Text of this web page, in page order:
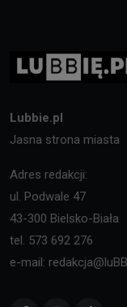
Lubbie.pl
Jasna strona miasta
Adres redakcji:
ul. Podwale 47
43-300 Bielsko-Biała
tel. 573 692 276
e-mail: